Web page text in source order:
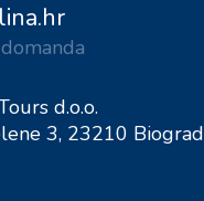
d.o.o.
3, 23210 Biograd